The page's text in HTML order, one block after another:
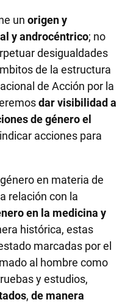
un origen y
y androcéntrico; no
desigualdades
de la estructura
de Acción por la
dar visibilidad a
de género el
acciones para
en materia de
relación con la
en la medicina y
histórica, estas
marcadas por el
al hombre como
y estudios,
, de manera